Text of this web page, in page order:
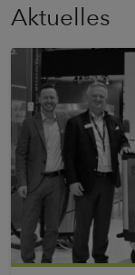
Aktuelles
Erfahren Sie mehr